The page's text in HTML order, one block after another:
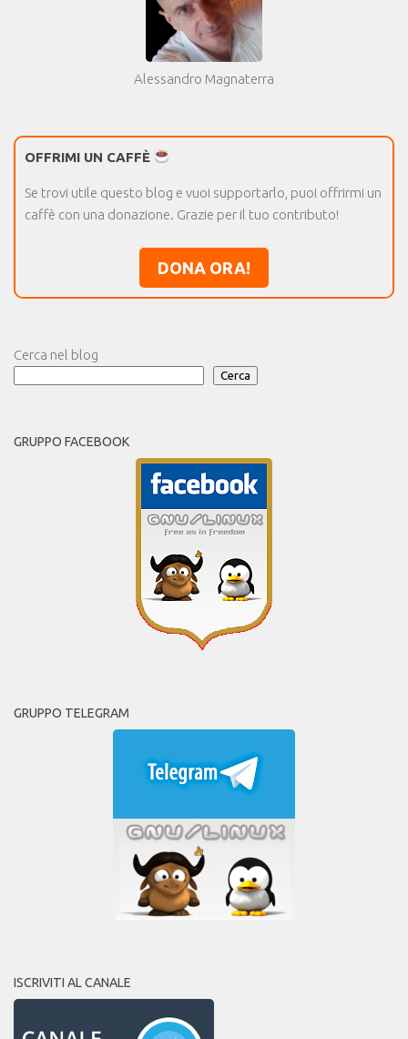
Alessandro Magnaterra
OFFRIMI UN CAFFÈ
Se trovi utile questo blog e vuoi supportarlo, puoi offrirmi un
caffè con una donazione. Grazie per il tuo contributo!
DONA ORA!
Cerca nel blog
Cerca
GRUPPO FACEBOOK
GRUPPO TELEGRAM
ISCRIVITI AL CANALE